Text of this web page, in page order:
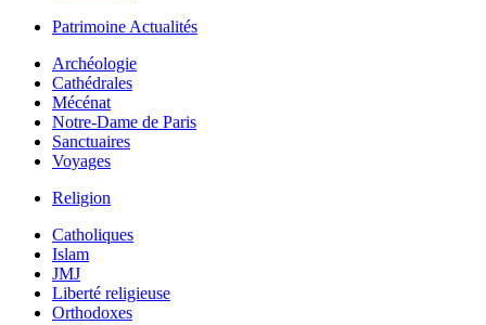
Patrimoine Actualités
Archéologie
Cathédrales
Mécénat
Notre-Dame de Paris
Sanctuaires
Voyages
Religion
Catholiques
Islam
JMJ
Liberté religieuse
Orthodoxes